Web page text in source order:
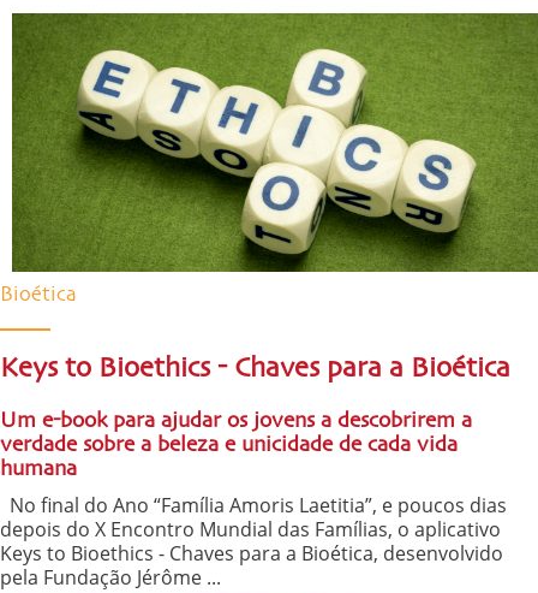
Bioética
Keys to Bioethics - Chaves para a Bioética
Um e-book para ajudar os jovens a descobrirem a
verdade sobre a beleza e unicidade de cada vida
humana
No final do Ano “Família Amoris Laetitia”, e poucos dias
depois do X Encontro Mundial das Famílias, o aplicativo
Keys to Bioethics - Chaves para a Bioética, desenvolvido
pela Fundação Jérôme ...